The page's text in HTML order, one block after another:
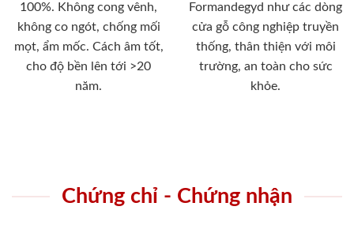
100%. Không cong vênh,
không co ngót, chống mối
mọt, ẩm mốc. Cách âm tốt,
cho độ bền lên tới >20
năm.
Formandegyd như các dòng
cửa gỗ công nghiệp truyền
thống, thân thiện với môi
trường, an toàn cho sức
khỏe.
Chứng chỉ - Chứng nhận